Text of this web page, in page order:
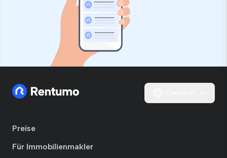
Preise
Für Immobilienmakler